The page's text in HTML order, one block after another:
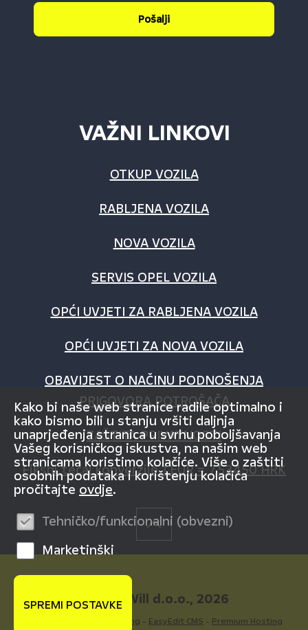
Pošalji
VAŽNI LINKOVI
OTKUP VOZILA
RABLJENA VOZILA
NOVA VOZILA
SERVIS OPEL VOZILA
OPĆI UVJETI ZA RABLJENA VOZILA
OPĆI UVJETI ZA NOVA VOZILA
OBAVIJEST O NAČINU PODNOŠENJA
PRIGOVORA POTROŠAČA
ZAŠTITA PRIVATNOSTI
Fiksni tečaj konverzije 1 EUR = 7,53450 HRK
© AutoWill d.o.o., 2026
Powered by WEB Marketing - EasyEdit CMS - Premium Hosting
Kako bi naše web stranice radile optimalno i
kako bismo bili u stanju vršiti daljnja
unaprjeđenja stranica u svrhu poboljšavanja
Vašeg korisničkog iskustva, na našim web
stranicama koristimo kolačiće. Više o zaštiti
osobnih podataka i korištenju kolačića
pročitajte ovdje.
Tehničko/funkcionalni (obvezni)
Marketinški
SPREMI POSTAVKE